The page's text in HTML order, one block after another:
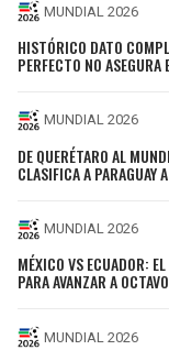
MUNDIAL 2026
HISTÓRICO DATO
PERFECTO NO
MUNDIAL 2026
DE QUERÉTARO AL
CLASIFICA A PARAGUAY
MUNDIAL 2026
MÉXICO VS ECUADOR:
PARA AVANZAR A
MUNDIAL 2026